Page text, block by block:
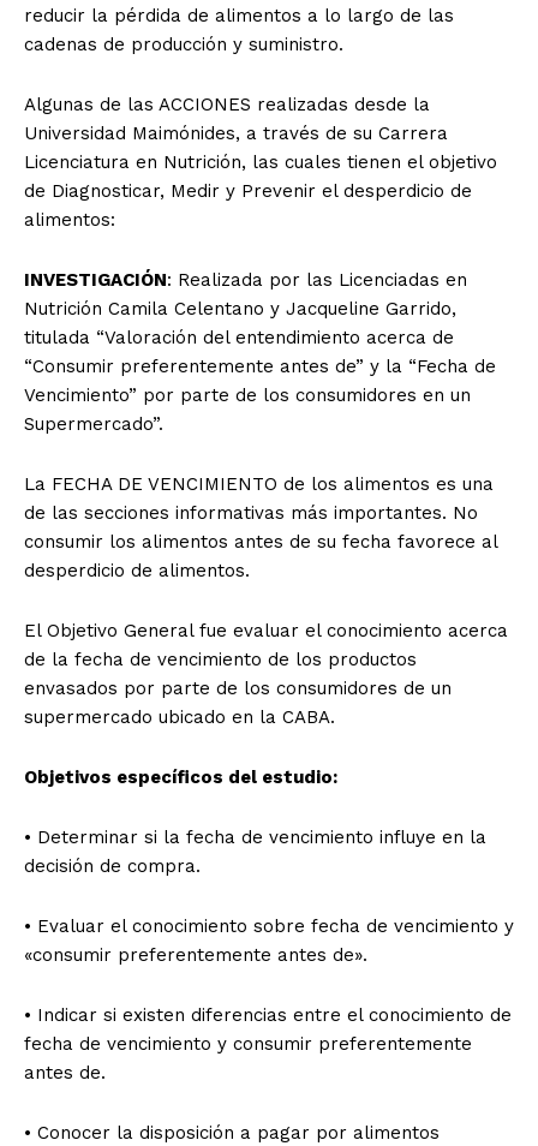
reducir la pérdida de alimentos a lo largo de las
cadenas de producción y suministro.
Algunas de las ACCIONES realizadas desde la
Universidad Maimónides, a través de su Carrera
Licenciatura en Nutrición, las cuales tienen el objetivo
de Diagnosticar, Medir y Prevenir el desperdicio de
alimentos:
INVESTIGACIÓN: Realizada por las Licenciadas en
Nutrición Camila Celentano y Jacqueline Garrido,
titulada “Valoración del entendimiento acerca de
“Consumir preferentemente antes de” y la “Fecha de
Vencimiento” por parte de los consumidores en un
Supermercado”.
La FECHA DE VENCIMIENTO de los alimentos es una
de las secciones informativas más importantes. No
consumir los alimentos antes de su fecha favorece al
desperdicio de alimentos.
El Objetivo General fue evaluar el conocimiento acerca
de la fecha de vencimiento de los productos
envasados por parte de los consumidores de un
supermercado ubicado en la CABA.
Objetivos específicos del estudio:
• Determinar si la fecha de vencimiento influye en la
decisión de compra.
• Evaluar el conocimiento sobre fecha de vencimiento y
«consumir preferentemente antes de».
• Indicar si existen diferencias entre el conocimiento de
fecha de vencimiento y consumir preferentemente
antes de.
• Conocer la disposición a pagar por alimentos